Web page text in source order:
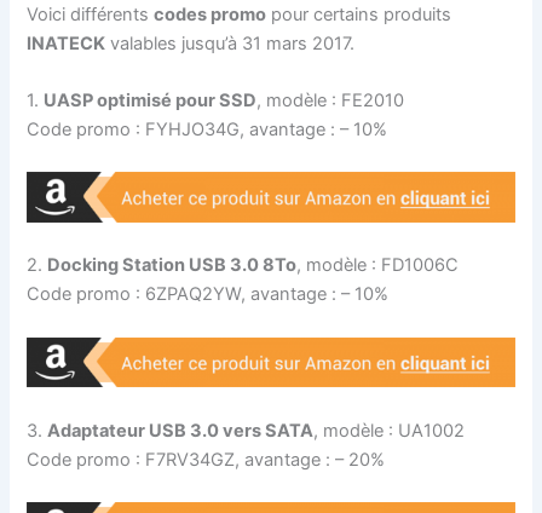
Voici différentscodes promo pour certains produits
INATECK valables jusqu’à 31 mars 2017.
1. UASP optimisé pour SSD, modèle : FE2010
Code promo : FYHJO34G, avantage : – 10%
2. Docking Station USB 3.0 8To, modèle : FD1006C
Code promo : 6ZPAQ2YW, avantage : – 10%
3. Adaptateur USB 3.0 vers SATA, modèle : UA1002
Code promo : F7RV34GZ, avantage : – 20%